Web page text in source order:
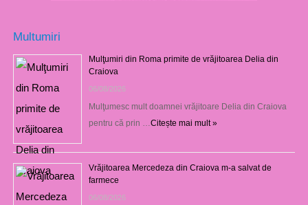
Multumiri
Mulţumiri din Roma primite de vrăjitoarea Delia din
Craiova
06/08/2026
Mulţumesc mult doamnei vrăjitoare Delia din Craiova
pentru că prin … Citește mai mult »
Vrăjitoarea Mercedeza din Craiova m-a salvat de
farmece
06/08/2026